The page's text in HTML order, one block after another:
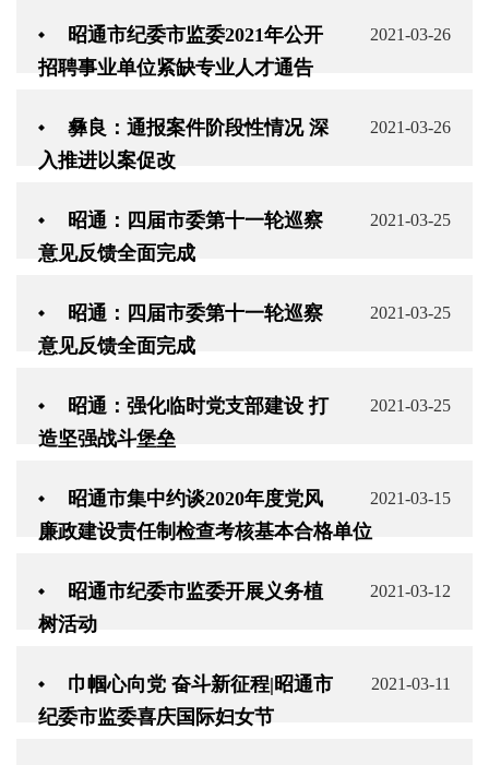
2021-03-26
昭通市纪委市监委2021年公开
招聘事业单位紧缺专业人才通告
2021-03-26
彝良：通报案件阶段性情况 深
入推进以案促改
2021-03-25
昭通：四届市委第十一轮巡察
意见反馈全面完成
2021-03-25
昭通：四届市委第十一轮巡察
意见反馈全面完成
2021-03-25
昭通：强化临时党支部建设 打
造坚强战斗堡垒
2021-03-15
昭通市集中约谈2020年度党风
廉政建设责任制检查考核基本合格单位
2021-03-12
昭通市纪委市监委开展义务植
树活动
2021-03-11
巾帼心向党 奋斗新征程|昭通市
纪委市监委喜庆国际妇女节